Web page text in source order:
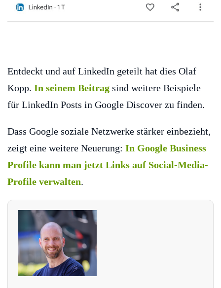
Entdeckt und auf LinkedIn geteilt hat dies Olaf
Kopp. In seinem Beitrag sind weitere Beispiele
für LinkedIn Posts in Google Discover zu finden.
Dass Google soziale Netzwerke stärker einbezieht,
zeigt eine weitere Neuerung: In Google Business
Profile kann man jetzt Links auf Social-Media-
Profile verwalten.